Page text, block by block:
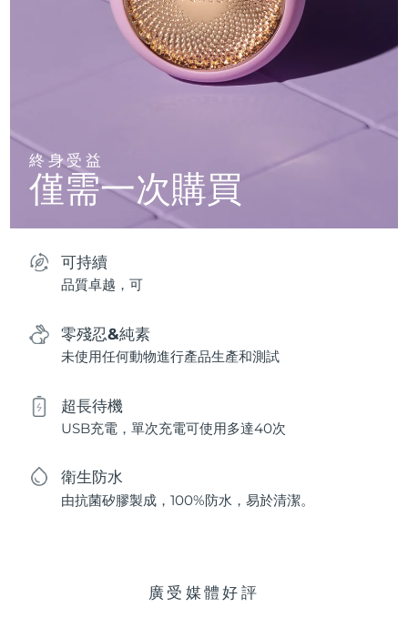
終身受益
僅需一次購買
可持續
品質卓越，可
零殘忍&純素
未使用任何動物進行產品生產和測試
超長待機
USB充電，單次充電可使用多達40次
衛生防水
由抗菌矽膠製成，100%防水，易於清潔。
廣受媒體好評